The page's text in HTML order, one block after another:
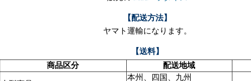
【配送方法】
ヤマト運輸になります。
【送料】
商品区分
配送地域
本州、四国、九州